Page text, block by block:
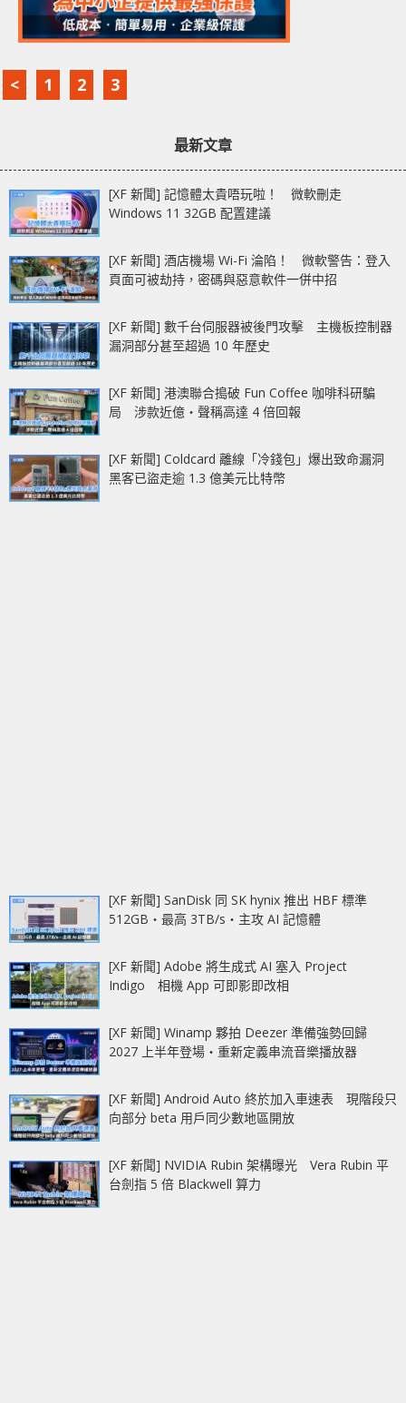
< 1 2 3
最新文章
[XF 新聞] 記憶體太貴唔玩啦！ 微軟刪走
Windows 11 32GB 配置建議
[XF 新聞] 酒店機場 Wi-Fi 淪陷！ 微軟警告：登入
頁面可被劫持，密碼與惡意軟件一併中招
[XF 新聞] 數千台伺服器被後門攻擊 主機板控制器
漏洞部分甚至超過 10 年歷史
[XF 新聞] 港澳聯合搗破 Fun Coffee 咖啡科研騙
局 涉款近億‧聲稱高達 4 倍回報
[XF 新聞] Coldcard 離線「冷錢包」爆出致命漏洞
黑客已盜走逾 1.3 億美元比特幣
[XF 新聞] SanDisk 同 SK hynix 推出 HBF 標準
512GB‧最高 3TB/s‧主攻 AI 記憶體
[XF 新聞] Adobe 將生成式 AI 塞入 Project
Indigo 相機 App 可即影即改相
[XF 新聞] Winamp 夥拍 Deezer 準備強勢回歸
2027 上半年登場‧重新定義串流音樂播放器
[XF 新聞] Android Auto 終於加入車速表 現階段只
向部分 beta 用戶同少數地區開放
[XF 新聞] NVIDIA Rubin 架構曝光 Vera Rubin 平
台劍指 5 倍 Blackwell 算力